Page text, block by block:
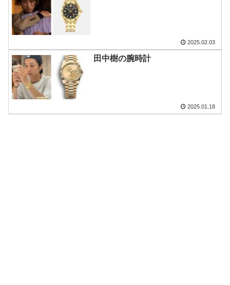
2025.02.03
田中樹の腕時計
2025.01.18